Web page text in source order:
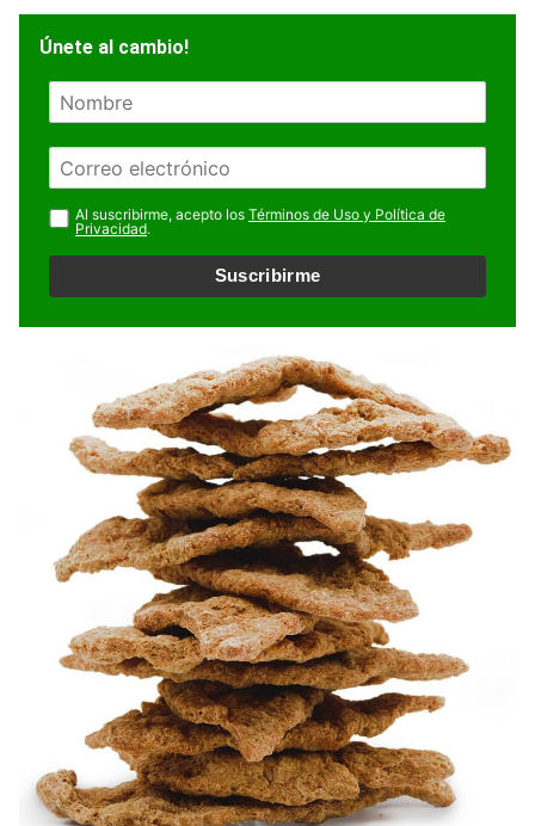
Únete al cambio!
N
m
r
e
E
m
a
i
l
Al suscribirme, acepto los Términos de Uso y Política de
Privacidad.
Suscribirme